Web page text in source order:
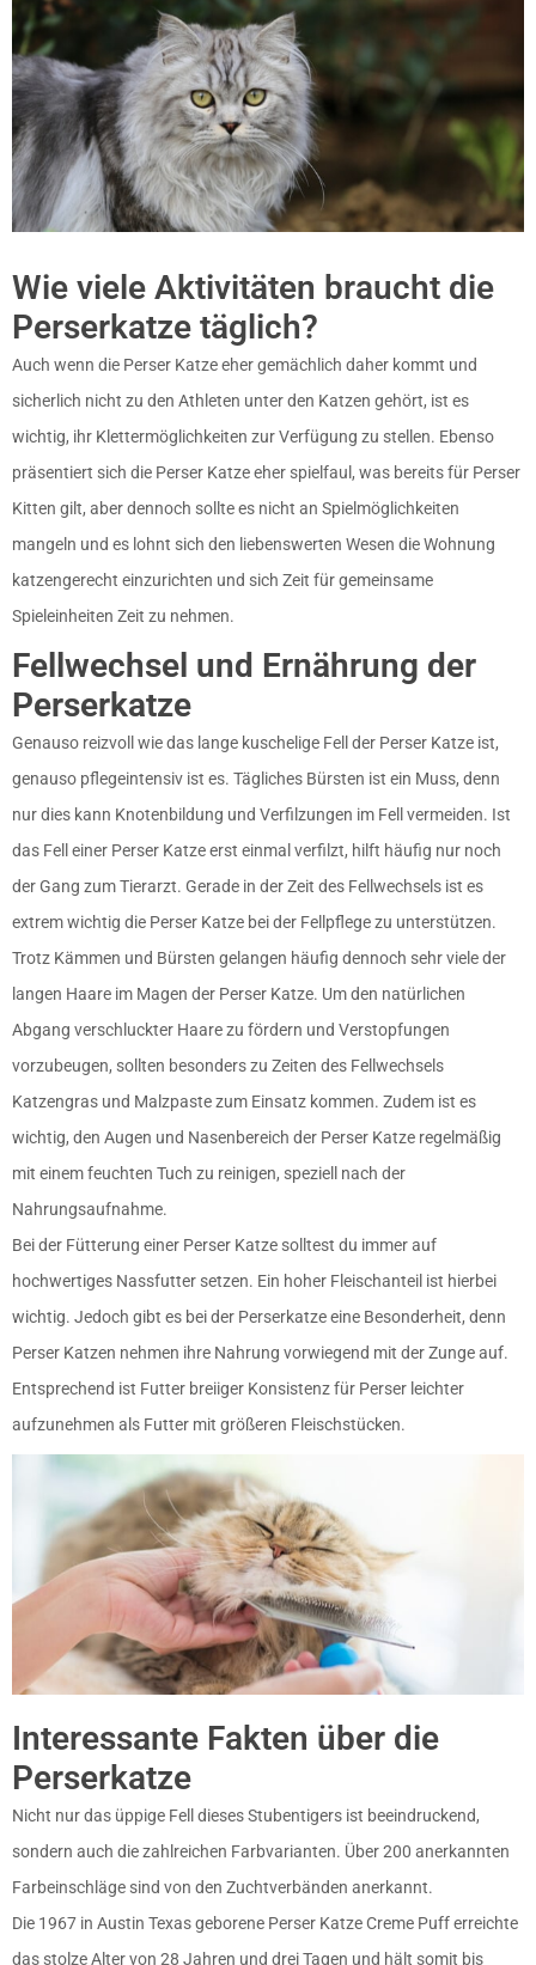
Wie viele Aktivitäten braucht die
Perserkatze täglich?
Auch wenn die Perser Katze eher gemächlich daher kommt und
sicherlich nicht zu den Athleten unter den Katzen gehört, ist es
wichtig, ihr Klettermöglichkeiten zur Verfügung zu stellen. Ebenso
präsentiert sich die Perser Katze eher spielfaul, was bereits für Perser
Kitten gilt, aber dennoch sollte es nicht an Spielmöglichkeiten
mangeln und es lohnt sich den liebenswerten Wesen die Wohnung
katzengerecht einzurichten und sich Zeit für gemeinsame
Spieleinheiten Zeit zu nehmen.
Fellwechsel und Ernährung der
Perserkatze
Genauso reizvoll wie das lange kuschelige Fell der Perser Katze ist,
genauso pflegeintensiv ist es. Tägliches Bürsten ist ein Muss, denn
nur dies kann Knotenbildung und Verfilzungen im Fell vermeiden. Ist
das Fell einer Perser Katze erst einmal verfilzt, hilft häufig nur noch
der Gang zum Tierarzt. Gerade in der Zeit des Fellwechsels ist es
extrem wichtig die Perser Katze bei der Fellpflege zu unterstützen.
Trotz Kämmen und Bürsten gelangen häufig dennoch sehr viele der
langen Haare im Magen der Perser Katze. Um den natürlichen
Abgang verschluckter Haare zu fördern und Verstopfungen
vorzubeugen, sollten besonders zu Zeiten des Fellwechsels
Katzengras und Malzpaste zum Einsatz kommen. Zudem ist es
wichtig, den Augen und Nasenbereich der Perser Katze regelmäßig
mit einem feuchten Tuch zu reinigen, speziell nach der
Nahrungsaufnahme.
Bei der Fütterung einer Perser Katze solltest du immer auf
hochwertiges Nassfutter setzen. Ein hoher Fleischanteil ist hierbei
wichtig. Jedoch gibt es bei der Perserkatze eine Besonderheit, denn
Perser Katzen nehmen ihre Nahrung vorwiegend mit der Zunge auf.
Entsprechend ist Futter breiiger Konsistenz für Perser leichter
aufzunehmen als Futter mit größeren Fleischstücken.
Interessante Fakten über die
Perserkatze
Nicht nur das üppige Fell dieses Stubentigers ist beeindruckend,
sondern auch die zahlreichen Farbvarianten. Über 200 anerkannten
Farbeinschläge sind von den Zuchtverbänden anerkannt.
Die 1967 in Austin Texas geborene Perser Katze Creme Puff erreichte
das stolze Alter von 28 Jahren und drei Tagen und hält somit bis